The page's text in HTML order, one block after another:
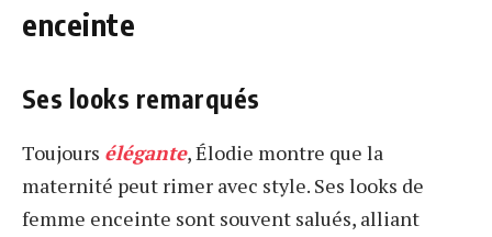
enceinte
Ses looks remarqués
Toujours élégante, Élodie montre que la
maternité peut rimer avec style. Ses looks de
femme enceinte sont souvent salués, alliant